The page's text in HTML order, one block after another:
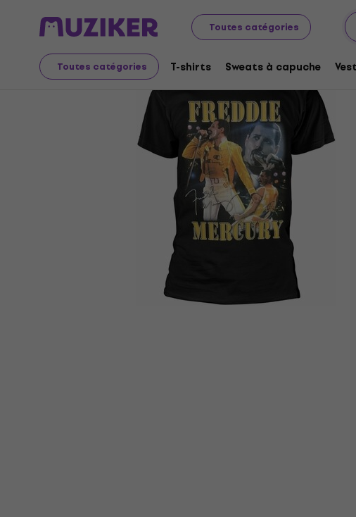
Toutes catégories
Toutes catégories T-shirts Sweats à capuche
Merch Produits musicaux T-shirts
L'offre est terminée